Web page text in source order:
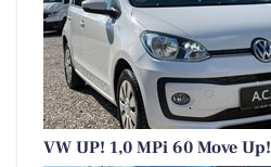
VW UP! 1,0 MPi 60 Move Up!